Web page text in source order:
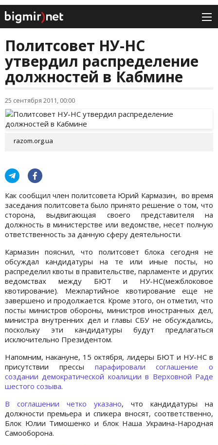
Политсовет НУ-НС
утвердил распределение
должностей в Кабмине
25 сентября 2011, 00:00
razom.org.ua
Как сообщил член политсовета Юрий Кармазин, во время
заседания политсовета было принято решение о том, что
сторона, выдвигающая своего представителя на
должность в министерстве или ведомстве, несет полную
ответственность за данную сферу деятельности.
Кармазин пояснил, что политсовет блока сегодня не
обсуждал кандидатуры на те или иные посты, но
распределил квоты в правительстве, парламенте и других
ведомствах между БЮТ и НУ-НС(межблоковое
квотирование). Межпартийное квотирование еще не
завершено и продолжается. Кроме этого, он отметил, что
посты министров обороны, министров иностранных дел,
министра внутренних дел и главы СБУ не обсуждались,
поскольку эти кандидатуры будут предлагаться
исключительно Президентом.
Напомним, накануне, 15 октября, лидеры БЮТ и НУ-НС в
присутствии прессы парафировали соглашение о
создании демократической коалиции в Верховной Раде
шестого созыва.
В соглашении четко указано, что кандидатуры на
должности премьера и спикера вносят, соответственно,
Блок Юлии Тимошенко и блок Наша Украина-Народная
Самооборона.